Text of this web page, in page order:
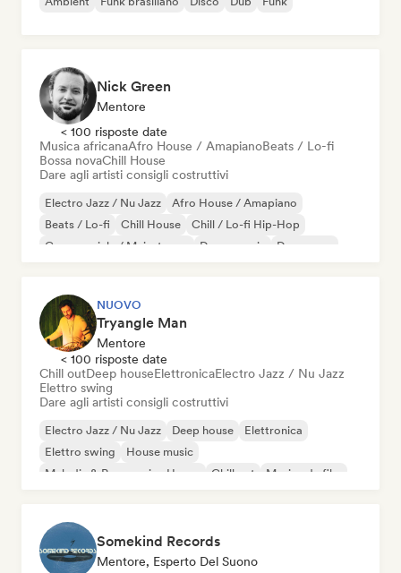
Nick Green
Mentore
< 100 risposte date
Musica africanaAfro House / AmapianoBeats / Lo-fi
Bossa novaChill House
Dare agli artisti consigli costruttivi
Electro Jazz / Nu Jazz
Afro House / Amapiano
Beats / Lo-fi
Chill House
Chill / Lo-fi Hip-Hop
Commerciale / Mainstream
Dance music Danza pop
NUOVO
Tryangle Man
Mentore
< 100 risposte date
Chill outDeep houseElettronicaElectro Jazz / Nu Jazz
Elettro swing
Dare agli artisti consigli costruttivi
Electro Jazz / Nu Jazz Deep house
Elettronica
Elettro swing
House music
Melodic & Progressive House
Chill out Musica da film
Somekind Records
Mentore, Esperto Del Suono